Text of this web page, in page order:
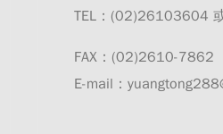
TEL：(02)26103604
FAX：(02)2610-7862
E-mail：